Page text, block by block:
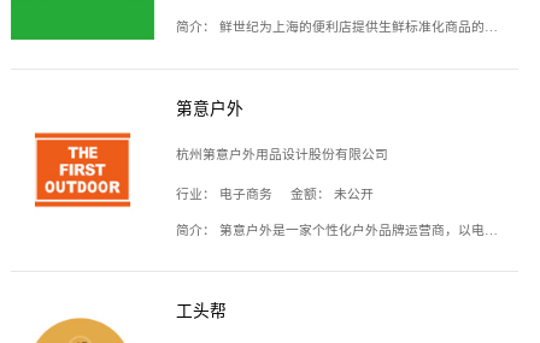
简介： 鲜世纪为上海的便利店提供生鲜标准化商品的供应链服务，帮商家解决生鲜采购、运营问题，帮助商家销售。平台提供的商品覆盖果蔬肉类、常温与低温奶制品、冷冻食品、零食饮料、粮油副食、居家洗护等多个品类，上架SKU3000余个。公司建立了近万平方米的仓储场地和物流配送体系，为合作商家提供快速配送服务。
第意户外
杭州第意户外用品设计股份有限公司
行业： 电子商务 金额： 未公开
简介： 第意户外是一家个性化户外品牌运营商，以电子商务为主要载体，主要从事户外产品的设计、生产、销售业务，产品包含冲锋衣、户外鞋、户外背包等。
工头帮